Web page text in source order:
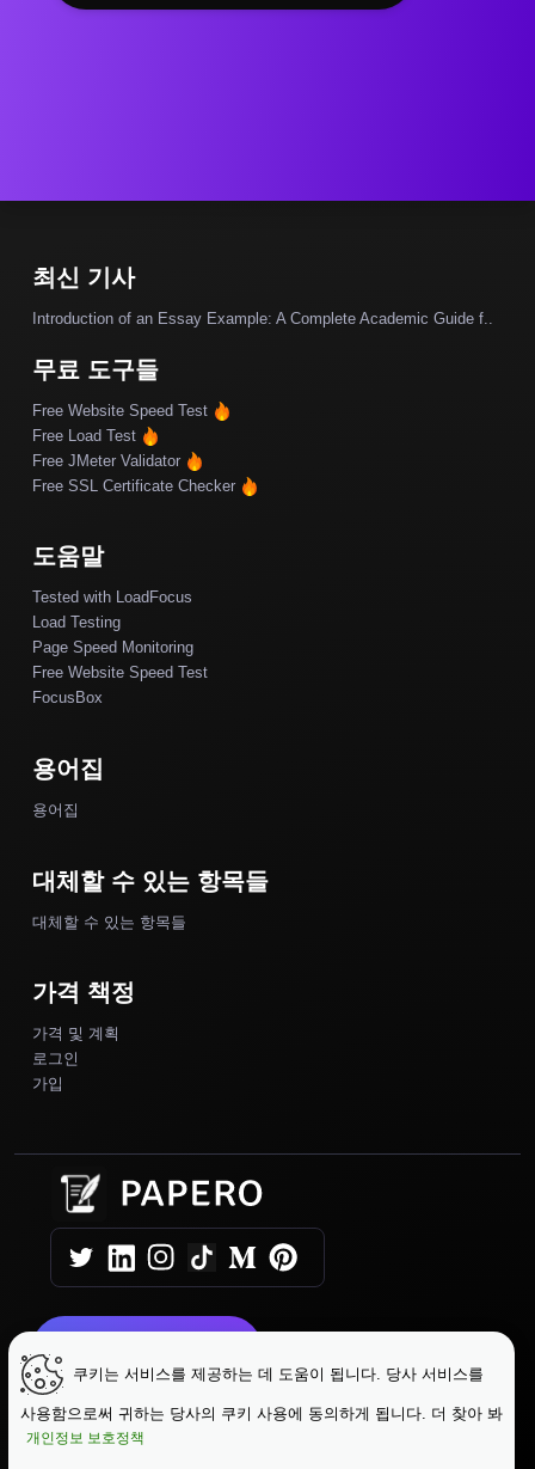
최신 기사
Introduction of an Essay Example: A Complete Academic Guide f..
무료 도구들
Free Website Speed Test
Free Load Test
Free JMeter Validator
Free SSL Certificate Checker
도움말
Tested with LoadFocus
Load Testing
Page Speed Monitoring
Free Website Speed Test
FocusBox
용어집
용어집
대체할 수 있는 항목들
대체할 수 있는 항목들
가격 책정
가격 및 계획
로그인
가입
Copyright © 2025 Papero | 이용약관 |
개인 정보 보호 정책
쿠키는 서비스를 제공하는 데 도움이 됩니다. 당사 서비스를
사용함으로써 귀하는 당사의 쿠키 사용에 동의하게 됩니다. 더 찾아 봐
개인정보 보호정책